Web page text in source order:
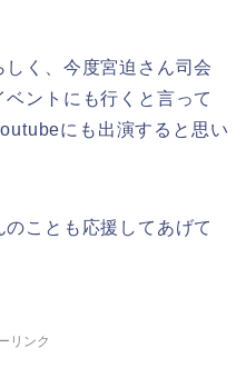
く、今度宮迫さん司会
ントにも行くと言って
にも出演すると思い
ことも応援してあげて
リンク